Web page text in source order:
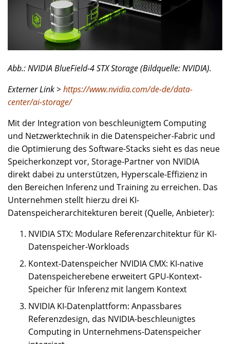
Abb.: NVIDIA BlueField-4 STX Storage (Bildquelle: NVIDIA).
Externer Link > https://www.nvidia.com/de-de/data-
center/ai-storage/
Mit der Integration von beschleunigtem Computing
und Netzwerktechnik in die Datenspeicher-Fabric und
die Optimierung des Software-Stacks sieht es das neue
Speicherkonzept vor, Storage-Partner von NVIDIA
direkt dabei zu unterstützen, Hyperscale-Effizienz in
den Bereichen Inferenz und Training zu erreichen. Das
Unternehmen stellt hierzu drei KI-
Datenspeicherarchitekturen bereit (Quelle, Anbieter):
NVIDIA STX: Modulare Referenzarchitektur für KI-
Datenspeicher-Workloads
Kontext-Datenspeicher NVIDIA CMX: KI-native
Datenspeicherebene erweitert GPU-Kontext-
Speicher für Inferenz mit langem Kontext
NVIDIA KI-Datenplattform: Anpassbares
Referenzdesign, das NVIDIA-beschleunigtes
Computing in Unternehmens-Datenspeicher